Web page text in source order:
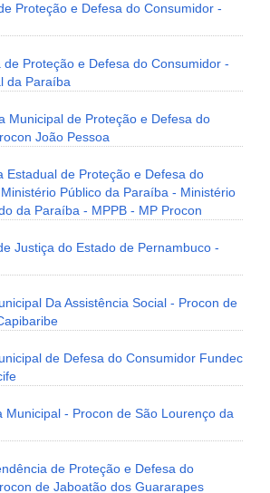
Proteção e Defesa do Consumidor -
de Proteção e Defesa do Consumidor -
da Paraíba
Municipal de Proteção e Defesa do
João Pessoa
Estadual de Proteção e Defesa do
Público da Paraíba - Ministério
da Paraíba - MPPB - MP Procon
Justiça do Estado de Pernambuco -
Da Assistência Social - Procon de
de Defesa do Consumidor Fundec
Municipal - Procon de São Lourenço da
de Proteção e Defesa do
de Jaboatão dos Guararapes